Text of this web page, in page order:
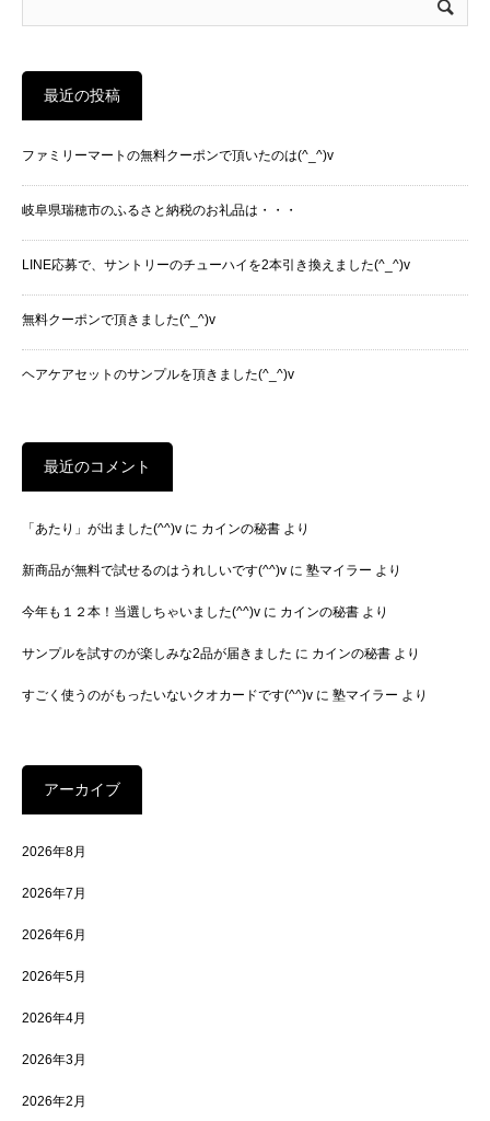
最近の投稿
ファミリーマートの無料クーポンで頂いたのは(^_^)v
岐阜県瑞穂市のふるさと納税のお礼品は・・・
LINE応募で、サントリーのチューハイを2本引き換えました(^_^)v
無料クーポンで頂きました(^_^)v
ヘアケアセットのサンプルを頂きました(^_^)v
最近のコメント
「あたり」が出ました(^^)v に カインの秘書 より
新商品が無料で試せるのはうれしいです(^^)v に 塾マイラー より
今年も１２本！当選しちゃいました(^^)v に カインの秘書 より
サンプルを試すのが楽しみな2品が届きました に カインの秘書 より
すごく使うのがもったいないクオカードです(^^)v に 塾マイラー より
アーカイブ
2026年8月
2026年7月
2026年6月
2026年5月
2026年4月
2026年3月
2026年2月